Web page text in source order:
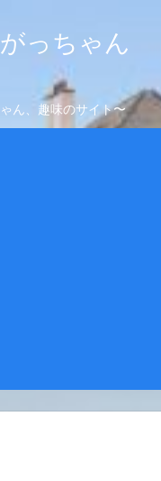
っちゃん
ん、趣味のサイト〜